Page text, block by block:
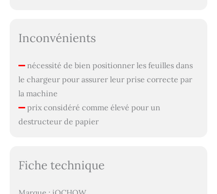
Inconvénients
nécessité de bien positionner les feuilles dans
le chargeur pour assurer leur prise correcte par
la machine
prix considéré comme élevé pour un
destructeur de papier
Fiche technique